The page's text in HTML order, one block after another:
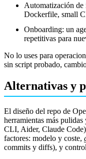
Automatización
Dockerfile, small
Onboarding: un
repetitivas para
No lo uses para
sin script probado,
Alternativas y
El diseño del repo de
herramientas más
CLI, Aider, Claude
factores: modelo y coste,
commits y diffs), y